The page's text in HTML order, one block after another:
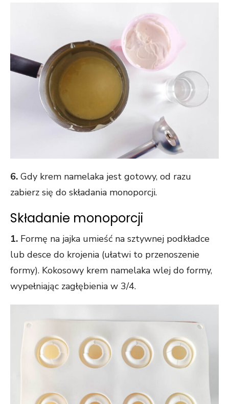
6. Gdy krem namelaka jest gotowy, od razu
zabierz się do składania monoporcji.
Składanie monoporcji
1. Formę na jajka umieść na sztywnej podkładce
lub desce do krojenia (ułatwi to przenoszenie
formy). Kokosowy krem namelaka wlej do formy,
wypełniając zagłębienia w 3/4.